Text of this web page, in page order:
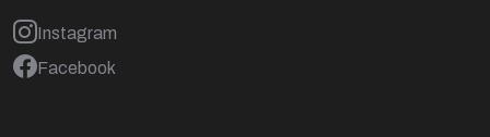
Instagram
Facebook